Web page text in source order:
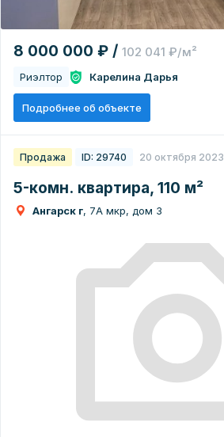
8 000 000 ₽ / 102 041 ₽/м²
Риэлтор Карелина Дарья
Подробнее об объекте
Продажа ID: 29740 20 октября 2023
5-комн. квартира, 110 м²
Ангарск г, 7А мкр, дом 3